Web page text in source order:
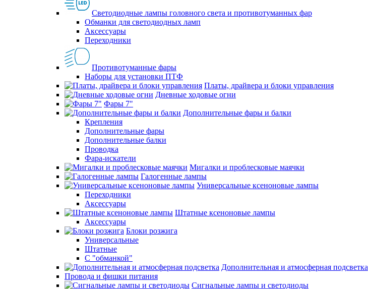
Светодиодные лампы головного света и противотуманных фар
Обманки для светодиодных ламп
Аксессуары
Переходники
Противотуманные фары
Наборы для установки ПТФ
Платы, драйвера и блоки управления
Дневные ходовые огни
Фары 7"
Дополнительные фары и балки
Крепления
Дополнительные фары
Дополнительные балки
Проводка
Фара-искатели
Мигалки и проблесковые маячки
Галогенные лампы
Универсальные ксеноновые лампы
Переходники
Аксессуары
Штатные ксеноновые лампы
Аксессуары
Блоки розжига
Универсальные
Штатные
С "обманкой"
Дополнительная и атмосферная подсветка
Провода и фишки питания
Cигнальные лампы и светодиоды